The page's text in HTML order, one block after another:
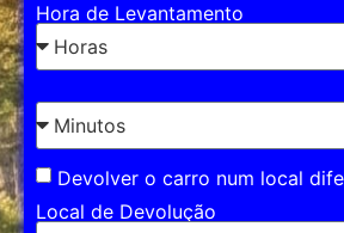
Hora de Levantamento
Devolver o carro num local
Local de Devolução